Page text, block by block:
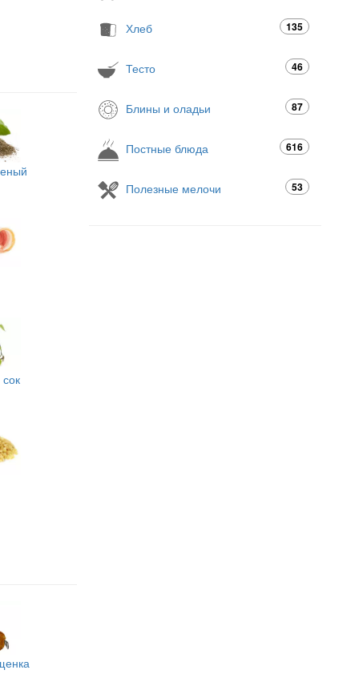
Хлеб 135
Тесто 46
Блины и оладьи 87
Постные блюда 616
Полезные мелочи 53